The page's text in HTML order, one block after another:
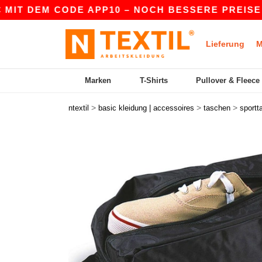
CODE APP10 – NOCH BESSERE PREISE IN
Lieferung
Marken T-Shirts Pullover & Fleece
ntextil > basic kleidung | accessoires > taschen >